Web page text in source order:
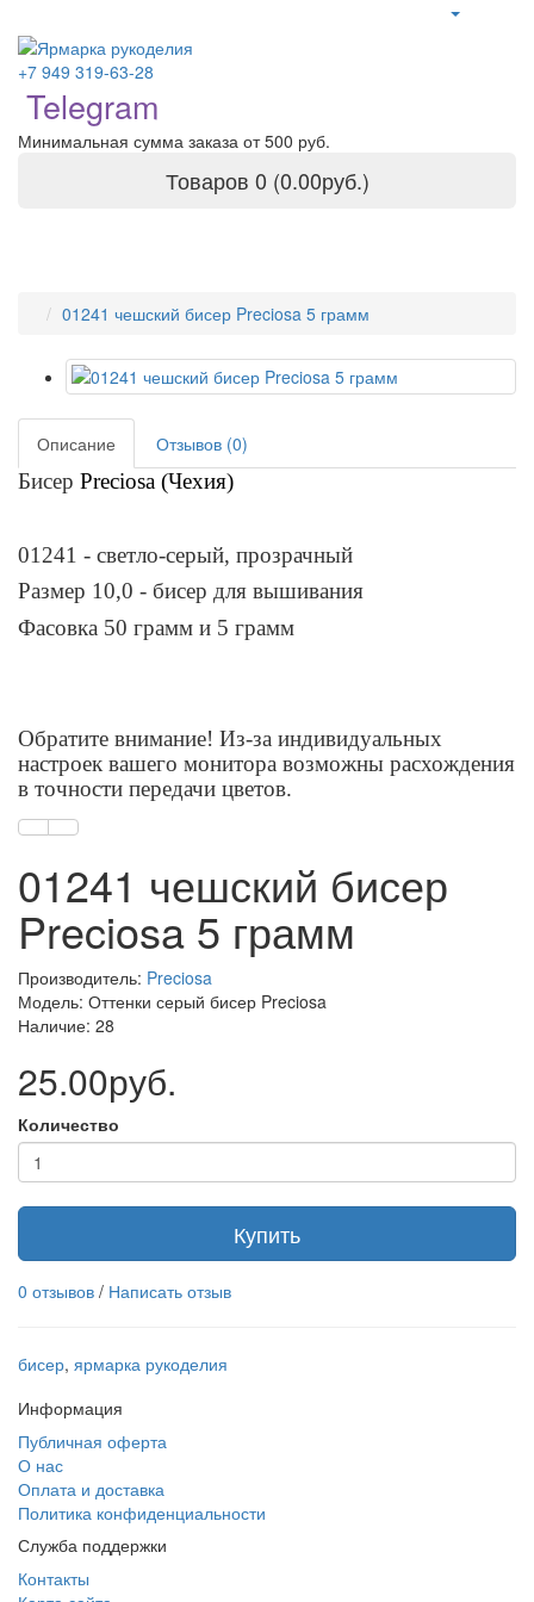
+7 949 319-63-28
Telegram
Минимальная сумма заказа от 500 руб.
Товаров 0 (0.00руб.)
01241 чешский бисер Preciosa 5 грамм
Описание Отзывов (0)
Бисер Preciosa (Чехия)
01241 - светло-серый, прозрачный
Размер 10,0 - бисер для вышивания
Фасовка 50 грамм и 5 грамм
Обратите внимание! Из-за индивидуальных
настроек вашего монитора возможны расхождения
в точности передачи цветов.
01241 чешский бисер
Preciosa 5 грамм
Производитель: Preciosa
Модель: Оттенки серый бисер Preciosa
Наличие: 28
25.00руб.
Количество
Купить
0 отзывов / Написать отзыв
бисер, ярмарка рукоделия
Информация
Публичная оферта
О нас
Оплата и доставка
Политика конфиденциальности
Служба поддержки
Контакты